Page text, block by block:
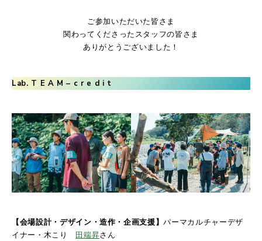
ご参加いただいた皆さま
関わってくださったスタッフの皆さま
ありがとうございました！
Lab. T E A M – c r e d i t
【会場設計・デザイン ・造作 ・企画支援】パーマカルチャーデザ
イナー・木こり 田端昇さん